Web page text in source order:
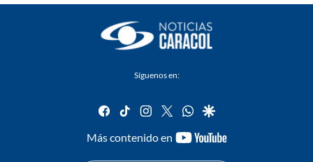
Síguenos en:
facebook
tiktok instagram
twitterwhatsapp
google
Más contenido en
youtube-